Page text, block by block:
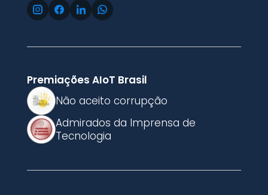
Premiações AIoT Brasil
Não aceito corrupção
Admirados da Imprensa de
Tecnologia